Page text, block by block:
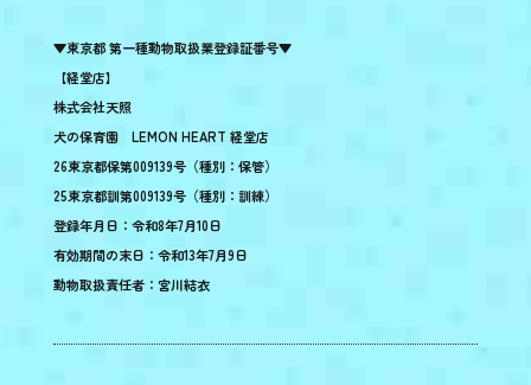
▼東京都 第一種動物取扱業登録証番号▼
【経堂店】
株式会社天照
犬の保育園 LEMON HEART 経堂店
26東京都保第009139号（種別：保管）
25東京都訓第009139号（種別：訓練）
登録年月日：令和8年7月10日
有効期間の末日：令和13年7月9日
動物取扱責任者：宮川結衣